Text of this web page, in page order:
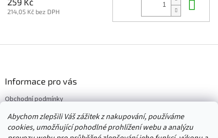
Abychom zlepšili Váš zážitek z nakupování, používáme
cookies, umožňující pohodlné prohlížení webu a analýzu
214,05 Kč bez DPH
í
Informace pro vás
Obchodní podmínky
Vrácení/výměna/reklamace
Velkoobchod